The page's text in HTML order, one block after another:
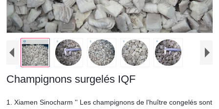
Champignons surgelés IQF
1. Xiamen Sinocharm '' Les champignons de l'huître congelés sont